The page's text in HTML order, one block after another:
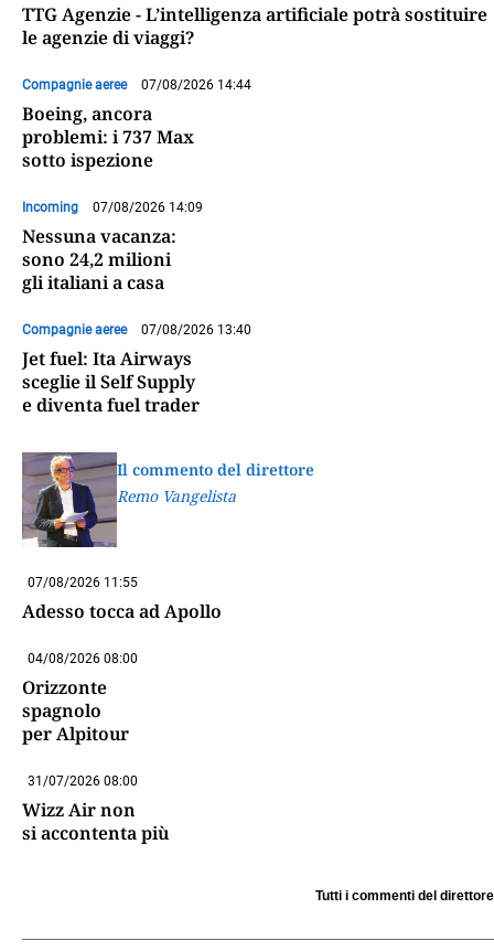
TTG Agenzie - L’intelligenza artificiale potrà sostituire
le agenzie di viaggi?
Compagnie aeree 07/08/2026 14:44
Boeing, ancora
problemi: i 737 Max
sotto ispezione
Incoming 07/08/2026 14:09
Nessuna vacanza:
sono 24,2 milioni
gli italiani a casa
Compagnie aeree 07/08/2026 13:40
Jet fuel: Ita Airways
sceglie il Self Supply
e diventa fuel trader
Il commento del direttore
Remo Vangelista
07/08/2026 11:55
Adesso tocca ad Apollo
04/08/2026 08:00
Orizzonte
spagnolo
per Alpitour
31/07/2026 08:00
Wizz Air non
si accontenta più
Tutti i commenti del direttore